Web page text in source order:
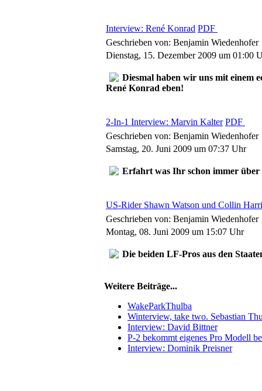
Interview: René Konrad PDF
Geschrieben von: Benjamin Wiedenhofer
Dienstag, 15. Dezember 2009 um 01:00
Diesmal haben wir uns mit einem
René Konrad eben!
2-In-1 Interview: Marvin Kalter PDF
Geschrieben von: Benjamin Wiedenhofer
Samstag, 20. Juni 2009 um 07:37 Uhr
Erfahrt was Ihr schon immer
US-Rider Shawn Watson und Collin
Geschrieben von: Benjamin Wiedenhofer
Montag, 08. Juni 2009 um 15:07 Uhr
Die beiden LF-Pros aus den
Weitere Beiträge...
WakeParkThulba
Winterview, take two. Sebastian
Interview: David Bittner
P-2 bekommt eigenes Pro Modell
Interview: Dominik Preisner